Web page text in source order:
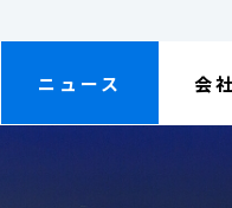
ニュース 会